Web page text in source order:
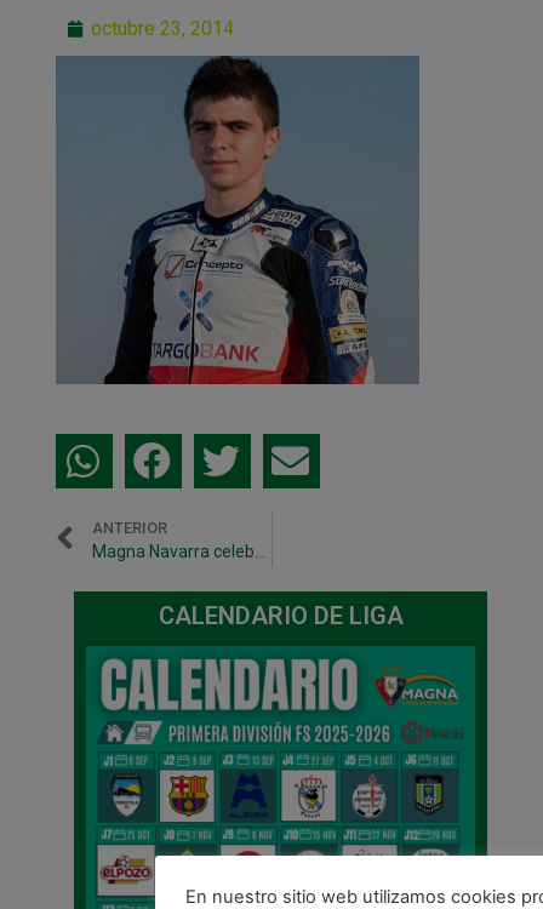
octubre 23, 2014
ANTERIOR
CALENDARIO DE LIGA
En nuestro sitio web utilizamos cookies